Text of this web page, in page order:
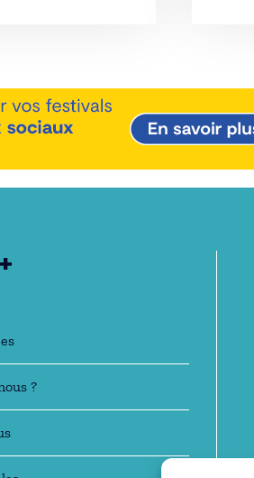
?